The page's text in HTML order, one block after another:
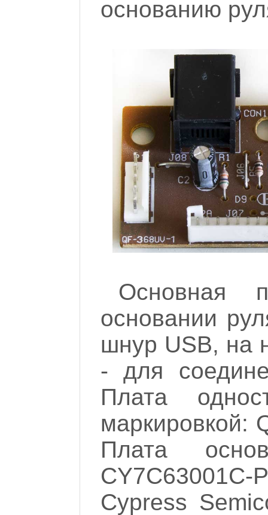
основанию
Основная
основании
шнур USB, на
- для
Плата
маркировкой:
Плата
Cypress